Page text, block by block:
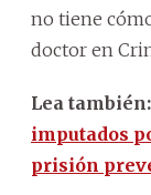
no tiene
doctor en
Lea también:
imputados
prisión